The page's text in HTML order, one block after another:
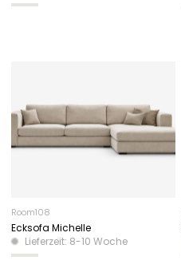
Room108
Ecksofa Michelle
Lieferzeit: 8-10 Woche